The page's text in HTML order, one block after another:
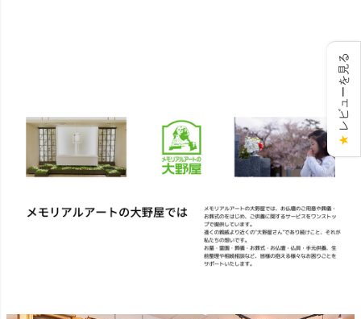
★
レビューを見る